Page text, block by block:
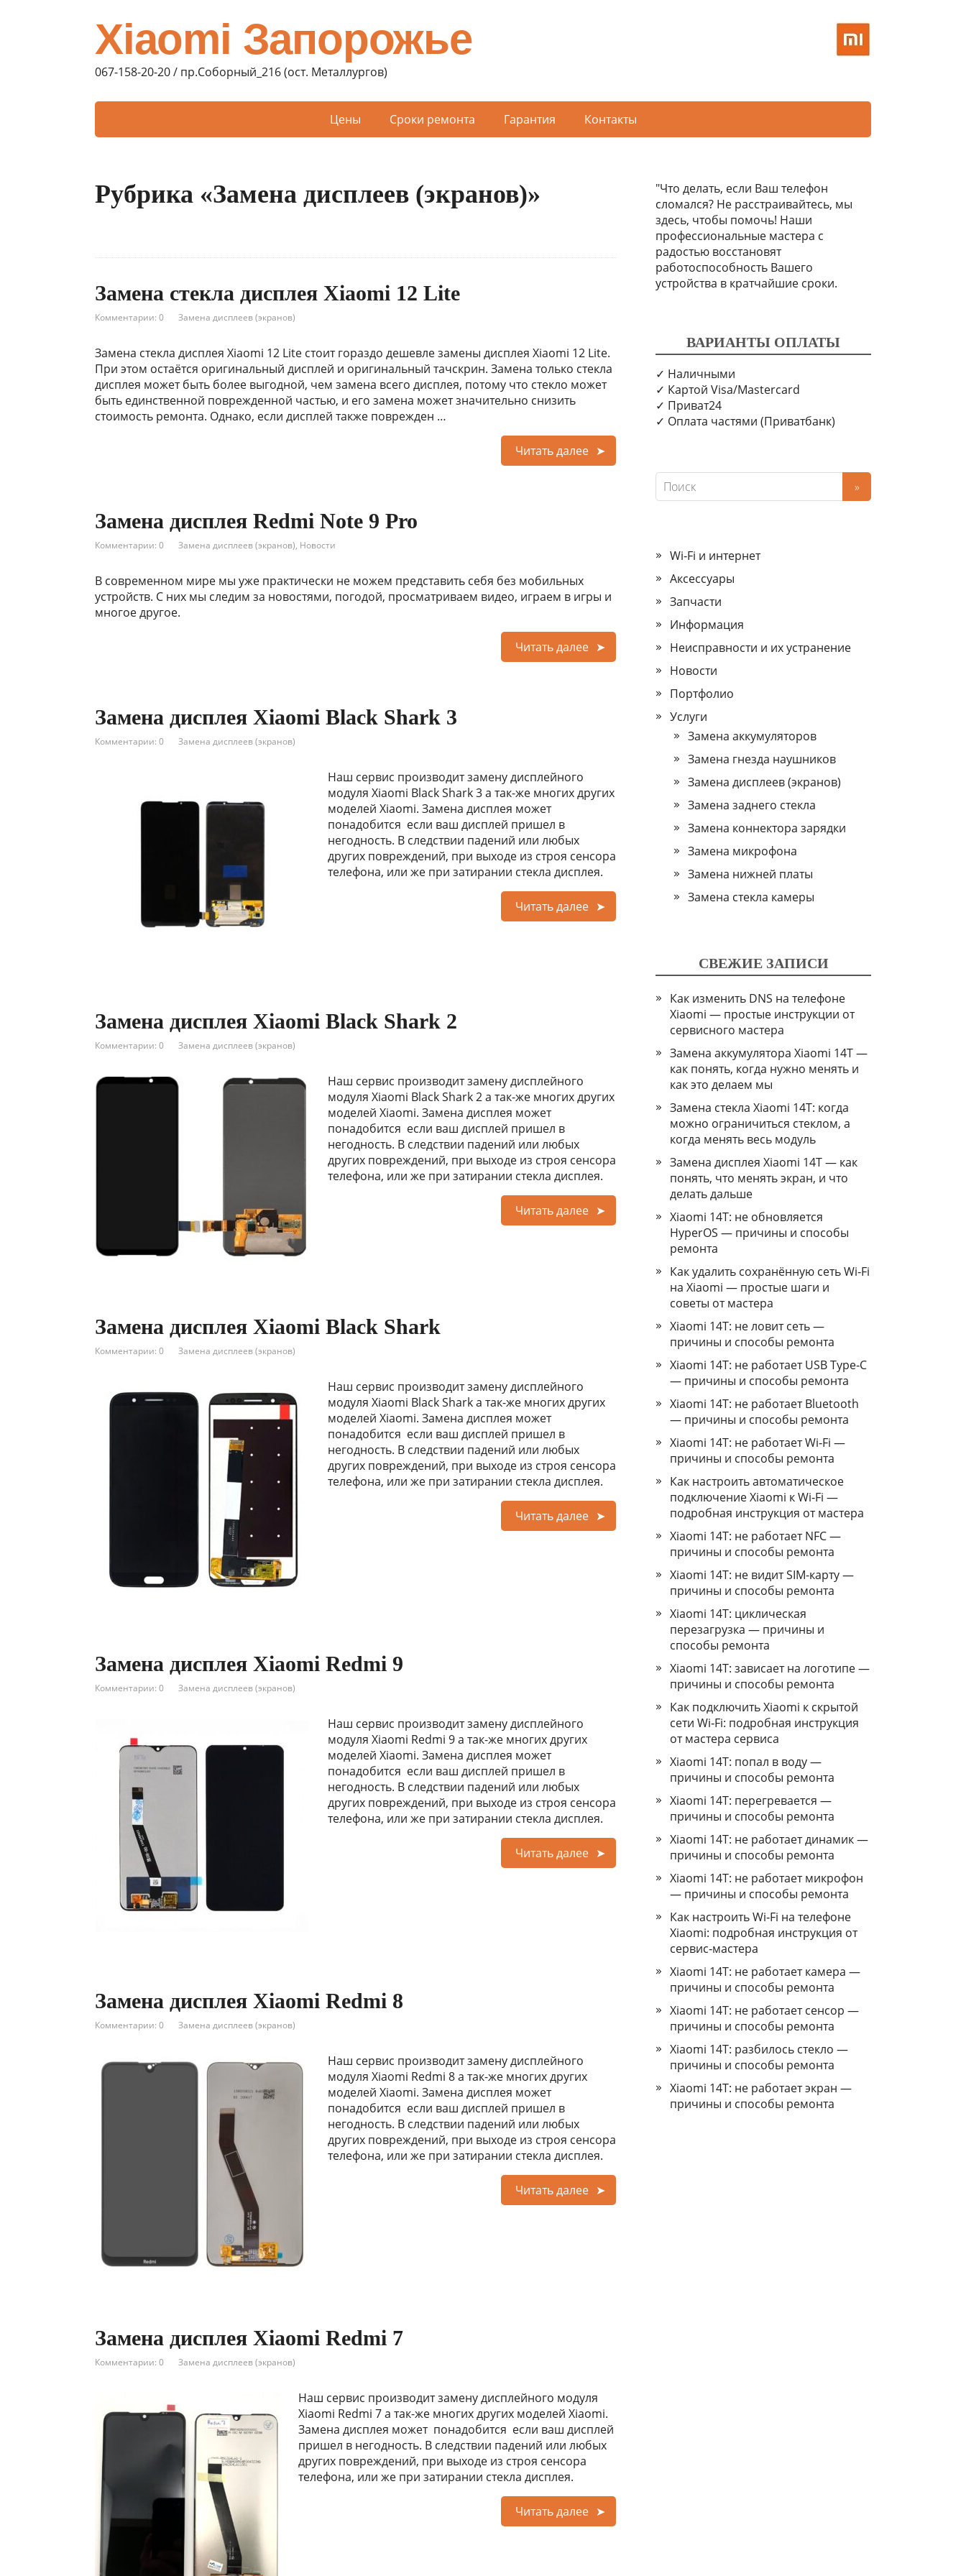
Xiaomi Запорожье
067-158-20-20 / пр.Соборный_216 (ост. Металлургов)
Цены Сроки ремонта Гарантия Контакты
Рубрика «Замена дисплеев (экранов)»
Замена стекла дисплея Xiaomi 12 Lite
Комментарии: 0 Замена дисплеев (экранов)
Замена стекла дисплея Xiaomi 12 Lite стоит гораздо дешевле замены дисплея Xiaomi 12 Lite.
При этом остаётся оригинальный дисплей и оригинальный тачскрин. Замена только стекла
дисплея может быть более выгодной, чем замена всего дисплея, потому что стекло может
быть единственной поврежденной частью, и его замена может значительно снизить
стоимость ремонта. Однако, если дисплей также поврежден …
Читать далее
Замена дисплея Redmi Note 9 Pro
Комментарии: 0 Замена дисплеев (экранов), Новости
В современном мире мы уже практически не можем представить себя без мобильных
устройств. С них мы следим за новостями, погодой, просматриваем видео, играем в игры и
многое другое.
Читать далее
Замена дисплея Xiaomi Black Shark 3
Комментарии: 0 Замена дисплеев (экранов)
Наш сервис производит замену дисплейного
модуля Xiaomi Black Shark 3 а так-же многих других
моделей Xiaomi. Замена дисплея может
понадобится если ваш дисплей пришел в
негодность. В следствии падений или любых
других повреждений, при выходе из строя сенсора
телефона, или же при затирании стекла дисплея.
Читать далее
Замена дисплея Xiaomi Black Shark 2
Комментарии: 0 Замена дисплеев (экранов)
Наш сервис производит замену дисплейного
модуля Xiaomi Black Shark 2 а так-же многих других
моделей Xiaomi. Замена дисплея может
понадобится если ваш дисплей пришел в
негодность. В следствии падений или любых
других повреждений, при выходе из строя сенсора
телефона, или же при затирании стекла дисплея.
Читать далее
Замена дисплея Xiaomi Black Shark
Комментарии: 0 Замена дисплеев (экранов)
Наш сервис производит замену дисплейного
модуля Xiaomi Black Shark а так-же многих других
моделей Xiaomi. Замена дисплея может
понадобится если ваш дисплей пришел в
негодность. В следствии падений или любых
других повреждений, при выходе из строя сенсора
телефона, или же при затирании стекла дисплея.
Читать далее
Замена дисплея Xiaomi Redmi 9
Комментарии: 0 Замена дисплеев (экранов)
Наш сервис производит замену дисплейного
модуля Xiaomi Redmi 9 а так-же многих других
моделей Xiaomi. Замена дисплея может
понадобится если ваш дисплей пришел в
негодность. В следствии падений или любых
других повреждений, при выходе из строя сенсора
телефона, или же при затирании стекла дисплея.
Читать далее
Замена дисплея Xiaomi Redmi 8
Комментарии: 0 Замена дисплеев (экранов)
Наш сервис производит замену дисплейного
модуля Xiaomi Redmi 8 а так-же многих других
моделей Xiaomi. Замена дисплея может
понадобится если ваш дисплей пришел в
негодность. В следствии падений или любых
других повреждений, при выходе из строя сенсора
телефона, или же при затирании стекла дисплея.
Читать далее
Замена дисплея Xiaomi Redmi 7
Комментарии: 0 Замена дисплеев (экранов)
Наш сервис производит замену дисплейного модуля
Xiaomi Redmi 7 а так-же многих других моделей Xiaomi.
Замена дисплея может понадобится если ваш дисплей
пришел в негодность. В следствии падений или любых
других повреждений, при выходе из строя сенсора
телефона, или же при затирании стекла дисплея.
Читать далее
"Что делать, если Ваш телефон
сломался? Не расстраивайтесь, мы
здесь, чтобы помочь! Наши
профессиональные мастера с
радостью восстановят
работоспособность Вашего
устройства в кратчайшие сроки.
ВАРИАНТЫ ОПЛАТЫ
✓ Наличными
✓ Картой Visa/Mastercard
✓ Приват24
✓ Оплата частями (Приватбанк)
Wi‑Fi и интернет
Аксессуары
Запчасти
Информация
Неисправности и их устранение
Новости
Портфолио
Услуги
Замена аккумуляторов
Замена гнезда наушников
Замена дисплеев (экранов)
Замена заднего стекла
Замена коннектора зарядки
Замена микрофона
Замена нижней платы
Замена стекла камеры
СВЕЖИЕ ЗАПИСИ
Как изменить DNS на телефоне
Xiaomi — простые инструкции от
сервисного мастера
Замена аккумулятора Xiaomi 14T —
как понять, когда нужно менять и
как это делаем мы
Замена стекла Xiaomi 14T: когда
можно ограничиться стеклом, а
когда менять весь модуль
Замена дисплея Xiaomi 14T — как
понять, что менять экран, и что
делать дальше
Xiaomi 14T: не обновляется
HyperOS — причины и способы
ремонта
Как удалить сохранённую сеть Wi‑Fi
на Xiaomi — простые шаги и
советы от мастера
Xiaomi 14T: не ловит сеть —
причины и способы ремонта
Xiaomi 14T: не работает USB Type‑C
— причины и способы ремонта
Xiaomi 14T: не работает Bluetooth
— причины и способы ремонта
Xiaomi 14T: не работает Wi‑Fi —
причины и способы ремонта
Как настроить автоматическое
подключение Xiaomi к Wi‑Fi —
подробная инструкция от мастера
Xiaomi 14T: не работает NFC —
причины и способы ремонта
Xiaomi 14T: не видит SIM-карту —
причины и способы ремонта
Xiaomi 14T: циклическая
перезагрузка — причины и
способы ремонта
Xiaomi 14T: зависает на логотипе —
причины и способы ремонта
Как подключить Xiaomi к скрытой
сети Wi‑Fi: подробная инструкция
от мастера сервиса
Xiaomi 14T: попал в воду —
причины и способы ремонта
Xiaomi 14T: перегревается —
причины и способы ремонта
Xiaomi 14T: не работает динамик —
причины и способы ремонта
Xiaomi 14T: не работает микрофон
— причины и способы ремонта
Как настроить Wi‑Fi на телефоне
Xiaomi: подробная инструкция от
сервис‑мастера
Xiaomi 14T: не работает камера —
причины и способы ремонта
Xiaomi 14T: не работает сенсор —
причины и способы ремонта
Xiaomi 14T: разбилось стекло —
причины и способы ремонта
Xiaomi 14T: не работает экран —
причины и способы ремонта